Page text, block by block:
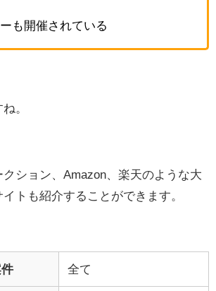
も開催されている
。
クション、Amazon、楽天のような大
トも紹介することができます。
全て